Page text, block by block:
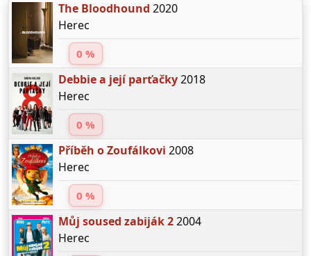
The Bloodhound 2020
Herec
0 %
Debbie a její parťačky2018
Herec
0 %
Příběh o Zoufálkovi 2008
Herec
0 %
Můj soused zabiják 22004
Herec